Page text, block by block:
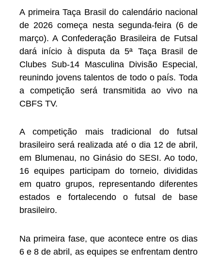
A primeira Taça Brasil do calendário nacional
de 2026 começa nesta segunda-feira (6 de
março). A Confederação Brasileira de Futsal
dará início à disputa da 5ª Taça Brasil de
Clubes Sub-14 Masculina Divisão Especial,
reunindo jovens talentos de todo o país. Toda
a competição será transmitida ao vivo na
CBFS TV.
A competição mais tradicional do futsal
brasileiro será realizada até o dia 12 de abril,
em Blumenau, no Ginásio do SESI. Ao todo,
16 equipes participam do torneio, divididas
em quatro grupos, representando diferentes
estados e fortalecendo o futsal de base
brasileiro.
Na primeira fase, que acontece entre os dias
6 e 8 de abril, as equipes se enfrentam dentro